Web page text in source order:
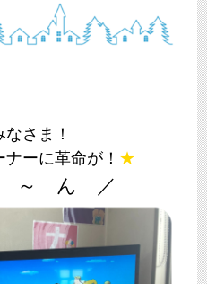
さま！
ーに革命が！ ★
～ ん ／